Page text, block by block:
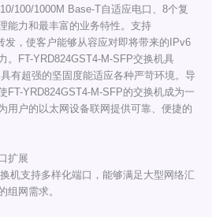
100/1000M Base-T自适应电口、8个复
能力和最丰富的业务特性。支持
发，使客户能够从容应对即将带来的IPv6
。FT-YRD824GST4-M-SFP交换机具
有超强的坚固度能适应各种严苛环境。导
FT-YRD824GST4-M-SFP的交换机成为一
用户的以太网设备联网提供可靠、便捷的
扩展
机支持多样化端口，能够满足大型网络汇
组网需求。